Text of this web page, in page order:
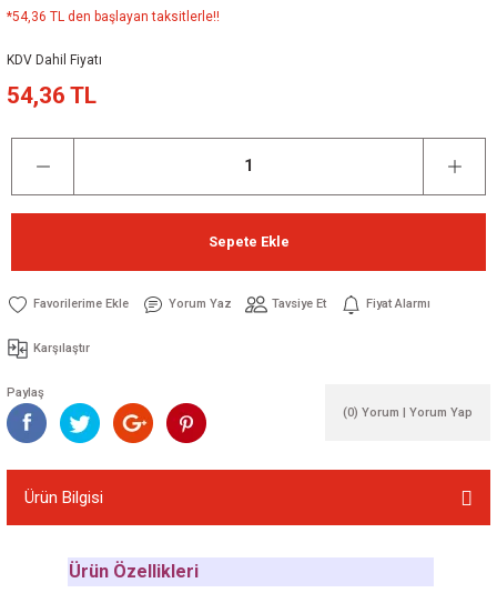
*54,36 TL den başlayan taksitlerle!!
KDV Dahil Fiyatı
54,36 TL
Sepete Ekle
Yorum Yaz Tavsiye Et Fiyat Alarmı
Karşılaştır
Paylaş
(0) Yorum | Yorum Yap
Ürün Bilgisi
Ürün Özellikleri